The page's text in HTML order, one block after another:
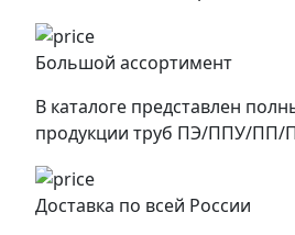
Большой ассортимент
В каталоге представлен
продукции труб ПЭ/ППУ/ПП/
Доставка по всей России